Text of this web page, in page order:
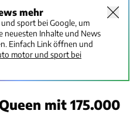
mehr
sport bei Google, um
neuesten Inhalte und News
Einfach Link öffnen und
motor und sport bei
mit 175.000